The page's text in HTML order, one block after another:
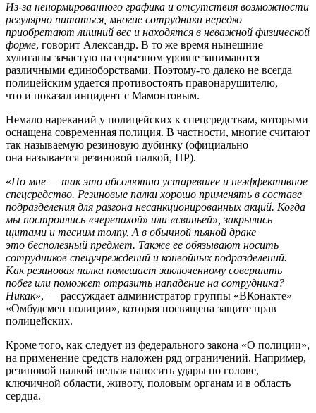
Из-за ненормированного графика и отсутствия возможности
регулярно питаться, многие сотрудники нередко
приобретают лишний вес и находятся в неважной физической
форме, говорит Александр. В то же время нынешние
хулиганы зачастую на серьезном уровне занимаются
различными единоборствами. Поэтому-то далеко не всегда
полицейским удается противостоять правонарушителю,
что и показал инцидент с Мамонтовым.
Немало нареканий у полицейских к спецсредствам, которыми
оснащена современная полиция. В частности, многие считают
так называемую резиновую дубинку (официально
она называется резиновой палкой, ПР).
«По мне — так это абсолютно устаревшее и неэффективное
спецсредство. Резиновые палки хорошо применять в составе
подразделения для разгона несанкционированных акций. Когда
мы построились «черепахой» или «свиньей», закрылись
щитами и тесним толпу. А в обычной пьяной драке
это бесполезный предмет. Также ее обязывают носить
сотрудников спецучреждений и конвойных подразделений.
Как резиновая палка помешает заключенному совершить
побег или поможет отразить нападение на сотрудника?
Никак», — рассуждает администратор группы «ВКонакте»
«Омбудсмен полиции», которая посвящена защите прав
полицейских.
Кроме того, как следует из федерального закона «О полиции»,
на применение средств наложен ряд ограничений. Например,
резиновой палкой нельзя наносить удары по голове,
ключичной области, животу, половым органам и в область
сердца.